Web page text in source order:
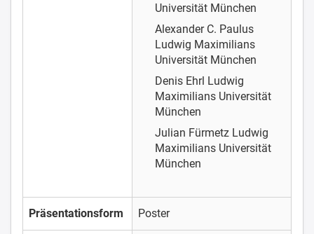
Universität München
Alexander C. Paulus
Ludwig Maximilians
Universität München
Denis Ehrl Ludwig
Maximilians Universität
München
Julian Fürmetz Ludwig
Maximilians Universität
München
Präsentationsform Poster